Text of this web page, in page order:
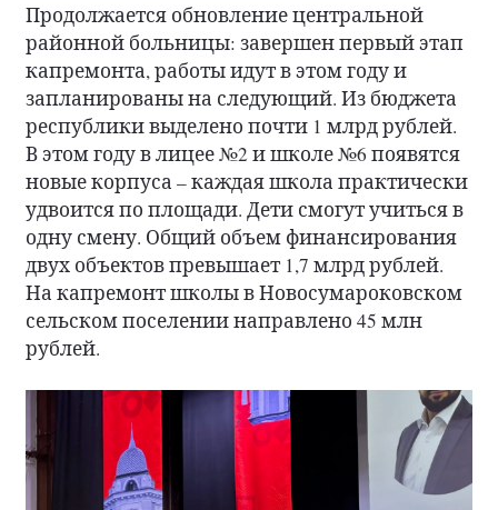
Продолжается обновление центральной
районной больницы: завершен первый этап
капремонта, работы идут в этом году и
запланированы на следующий. Из бюджета
республики выделено почти 1 млрд рублей.
В этом году в лицее №2 и школе №6 появятся
новые корпуса – каждая школа практически
удвоится по площади. Дети смогут учиться в
одну смену. Общий объем финансирования
двух объектов превышает 1,7 млрд рублей.
На капремонт школы в Новосумароковском
сельском поселении направлено 45 млн
рублей.